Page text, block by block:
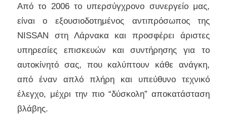
Από το 2006 το υπερσύγχρονο συνεργείο μας,
είναι ο εξουσιοδοτημένος αντιπρόσωπος της
NISSAN στη Λάρνακα και προσφέρει άριστες
υπηρεσίες επισκευών και συντήρησης για το
αυτοκίνητό σας, που καλύπτουν κάθε ανάγκη,
από έναν απλό πλήρη και υπεύθυνο τεχνικό
έλεγχο, μέχρι την πιο “δύσκολη” αποκατάσταση
βλάβης.